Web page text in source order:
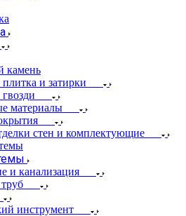
камень
и затирки
материалы
стен и комплектующие
и канализация
инструмент